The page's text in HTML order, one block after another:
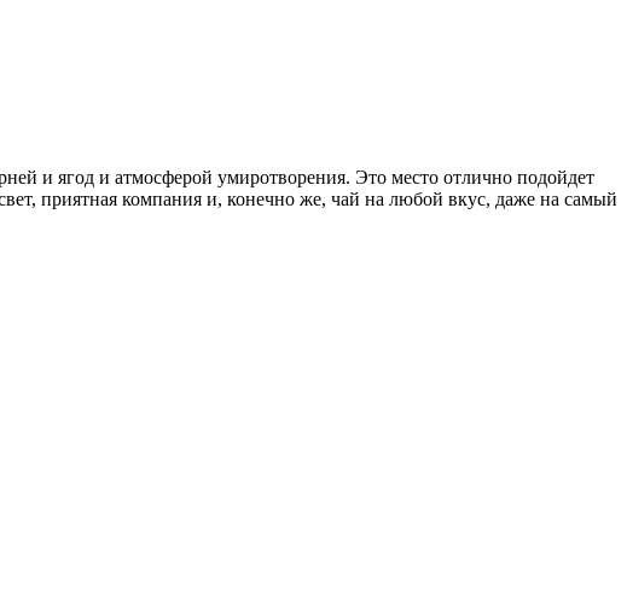
и ягод и атмосферой умиротворения. Это место отлично подойдет
приятная компания и, конечно же, чай на любой вкус, даже на самый